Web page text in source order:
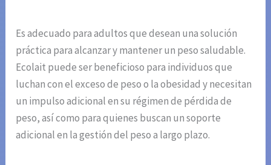
Es adecuado para adultos que desean una solución
práctica para alcanzar y mantener un peso saludable.
Ecolait puede ser beneficioso para individuos que
luchan con el exceso de peso o la obesidad y necesitan
un impulso adicional en su régimen de pérdida de
peso, así como para quienes buscan un soporte
adicional en la gestión del peso a largo plazo.